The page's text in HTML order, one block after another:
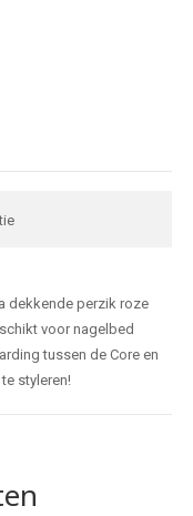
dekkende perzik roze
voor nagelbed
tussen de Core en
styleren!